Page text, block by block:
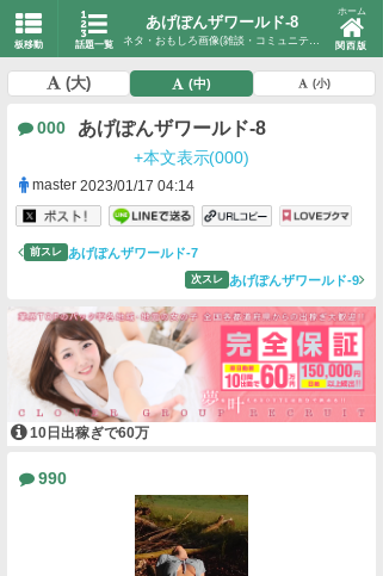
板移動 話題一覧
あげぽんザワールド-8
ネタ・おもしろ画像(雑談・コミュニティ)
ホーム
関西版
(大) (中) (小)
000 あげぽんザワールド-8
+本文表示(000)
master 2023/01/17 04:14
前スレ あげぽんザワールド-7
次スレ あげぽんザワールド-9
10日出稼ぎで60万
990